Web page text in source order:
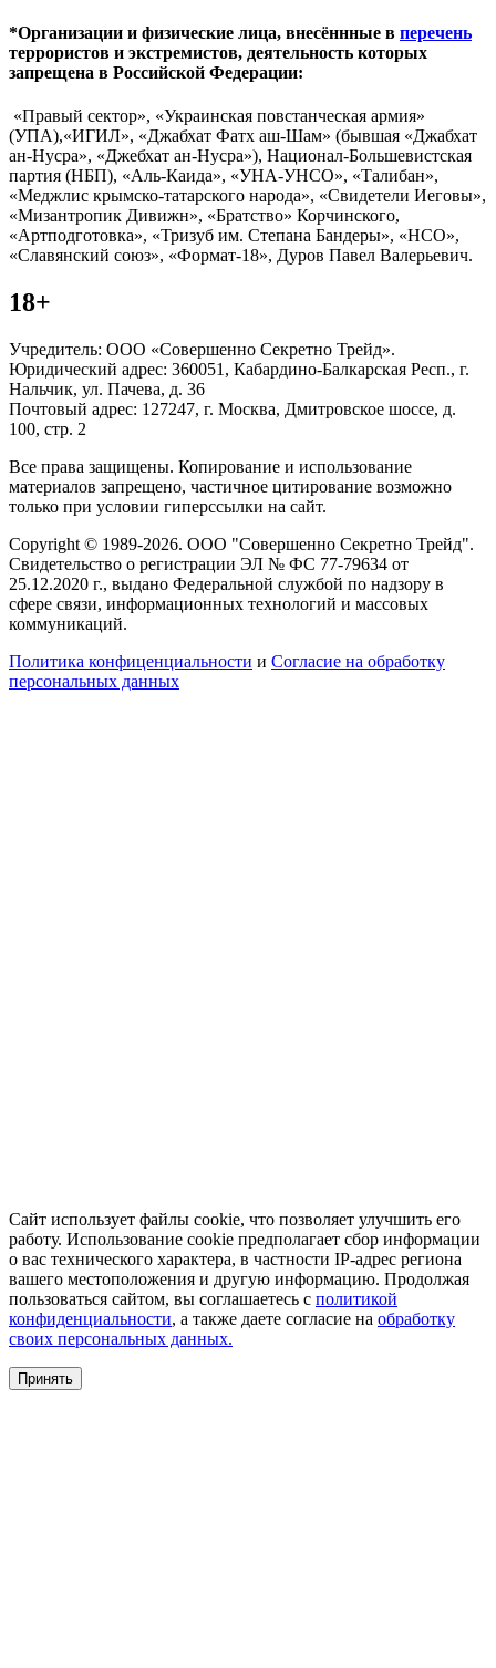
*Организации и физические лица, внесённные в перечень
террористов и экстремистов, деятельность которых
запрещена в Российской Федерации:
«Правый сектор», «Украинская повстанческая армия»
(УПА),«ИГИЛ», «Джабхат Фатх аш-Шам» (бывшая «Джабхат
ан-Нусра», «Джебхат ан-Нусра»), Национал-Большевистская
партия (НБП), «Аль-Каида», «УНА-УНСО», «Талибан»,
«Меджлис крымско-татарского народа», «Свидетели Иеговы»,
«Мизантропик Дивижн», «Братство» Корчинского,
«Артподготовка», «Тризуб им. Степана Бандеры», «НСО»,
«Славянский союз», «Формат-18», Дуров Павел Валерьевич.
18+
Учредитель: ООО «Совершенно Секретно Трейд».
Юридический адрес: 360051, Кабардино-Балкарская Респ., г.
Нальчик, ул. Пачева, д. 36
Почтовый адрес: 127247, г. Москва, Дмитровское шоссе, д.
100, стр. 2
Все права защищены. Копирование и использование
материалов запрещено, частичное цитирование возможно
только при условии гиперссылки на сайт.
Copyright © 1989-2026. ООО "Совершенно Секретно Трейд".
Свидетельство о регистрации ЭЛ № ФС 77-79634 от
25.12.2020 г., выдано Федеральной службой по надзору в
сфере связи, информационных технологий и массовых
коммуникаций.
Политика конфиценциальности и Согласие на обработку
персональных данных
Сайт использует файлы cookie, что позволяет улучшить его
работу. Использование cookie предполагает сбор информации
о вас технического характера, в частности IP-адрес региона
вашего местоположения и другую информацию. Продолжая
пользоваться сайтом, вы соглашаетесь с политикой
конфиденциальности, а также даете согласие на обработку
своих персональных данных.
Принять